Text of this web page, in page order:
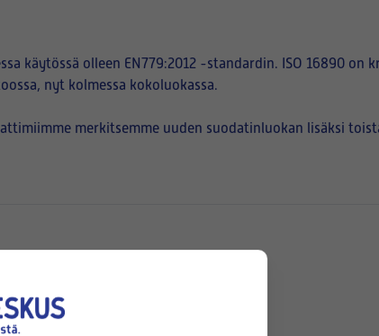
käytössä olleen EN779:2012 -standardin. ISO 16890 on
nyt kolmessa kokoluokassa.
merkitsemme uuden suodatinluokan lisäksi